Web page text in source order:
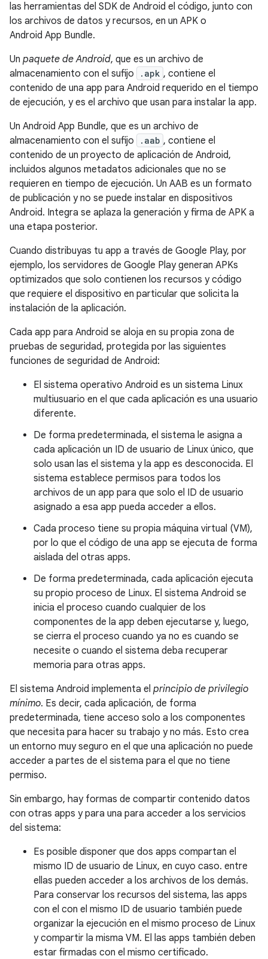
las herramientas del SDK de Android el código, junto con
los archivos de datos y recursos, en un APK o
Android App Bundle.
Un paquete de Android, que es un archivo de
almacenamiento con el sufijo
.apk , contiene el
contenido de una app para Android requerido en el tiempo
de ejecución, y es el archivo que usan para instalar la app.
Un Android App Bundle, que es un archivo de
almacenamiento con el sufijo
.aab , contiene el
contenido de un proyecto de aplicación de Android,
incluidos algunos metadatos adicionales que no se
requieren en tiempo de ejecución. Un AAB es un formato
de publicación y no se puede instalar en dispositivos
Android. Integra se aplaza la generación y firma de APK a
una etapa posterior.
Cuando distribuyas tu app a través de Google Play, por
ejemplo, los servidores de Google Play generan APKs
optimizados que solo contienen los recursos y código
que requiere el dispositivo en particular que solicita la
instalación de la aplicación.
Cada app para Android se aloja en su propia zona de
pruebas de seguridad, protegida por las siguientes
funciones de seguridad de Android:
El sistema operativo Android es un sistema Linux
multiusuario en el que cada aplicación es una usuario
diferente.
De forma predeterminada, el sistema le asigna a
cada aplicación un ID de usuario de Linux único, que
solo usan las el sistema y la app es desconocida. El
sistema establece permisos para todos los
archivos de un app para que solo el ID de usuario
asignado a esa app pueda acceder a ellos.
Cada proceso tiene su propia máquina virtual (VM),
por lo que el código de una app se ejecuta de forma
aislada del otras apps.
De forma predeterminada, cada aplicación ejecuta
su propio proceso de Linux. El sistema Android se
inicia el proceso cuando cualquier de los
componentes de la app deben ejecutarse y, luego,
se cierra el proceso cuando ya no es cuando se
necesite o cuando el sistema deba recuperar
memoria para otras apps.
El sistema Android implementa el principio de privilegio
mínimo. Es decir, cada aplicación, de forma
predeterminada, tiene acceso solo a los componentes
que necesita para hacer su trabajo y no más. Esto crea
un entorno muy seguro en el que una aplicación no puede
acceder a partes de el sistema para el que no tiene
permiso.
Sin embargo, hay formas de compartir contenido datos
con otras apps y para una para acceder a los servicios
del sistema:
Es posible disponer que dos apps compartan el
mismo ID de usuario de Linux, en cuyo caso. entre
ellas pueden acceder a los archivos de los demás.
Para conservar los recursos del sistema, las apps
con el con el mismo ID de usuario también puede
organizar la ejecución en el mismo proceso de Linux
y compartir la misma VM. El las apps también deben
estar firmadas con el mismo certificado.